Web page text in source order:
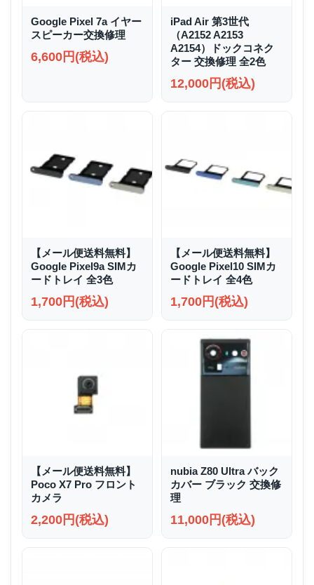
Google Pixel 7a イヤー
スピーカー交換修理
6,600円(税込)
iPad Air 第3世代
（A2152 A2153
A2154）ドックコネク
ター 交換修理 全2色
12,000円(税込)
【メール便送料無料】
Google Pixel9a SIMカ
ードトレイ 全3色
1,700円(税込)
【メール便送料無料】
Google Pixel10 SIMカ
ードトレイ 全4色
1,700円(税込)
【メール便送料無料】
Poco X7 Pro フロント
カメラ
2,200円(税込)
nubia Z80 Ultra バック
カバー ブラック 交換修
理
11,000円(税込)